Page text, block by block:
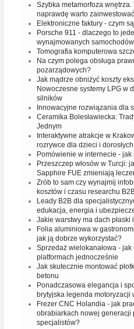
Szybka metamorfoza
naprawdę warto zainwestować
Elektroniczne faktury - czym
Porsche 911 - dlaczego to
wynajmowanych
Tomografia komputerowa
Na czym polega obsługa
pozarządowych?
Jak mądrze obniżyć koszty
Nowoczesne systemy LPG w
silników
Innowacyjne rozwiązania dla
Ceramika Bolesławiecka:
Jednym
Interaktywne atrakcje w
rozrywce dla dzieci i dorosłych
Pomówienie w internecie -
Przeszczep włosów w Turcji:
Sapphire FUE zmieniają
Zrób to sam czy wynajmij
kosztów i czasu researchu
Leady B2B dla
edukacja, energia i
Jakie warstwy ma dach płaski
Folia aluminiowa w
jak ją dobrze wykorzystać?
Sprzedaż wielokanałowa -
platformach jednocześnie
Jak skutecznie montować
betonu
Ponadczasowa elegancja i
brytyjska legenda motoryzacji
Frezer CNC Holandia - jak
obrabiarkach nowej generacji
specjalistów?